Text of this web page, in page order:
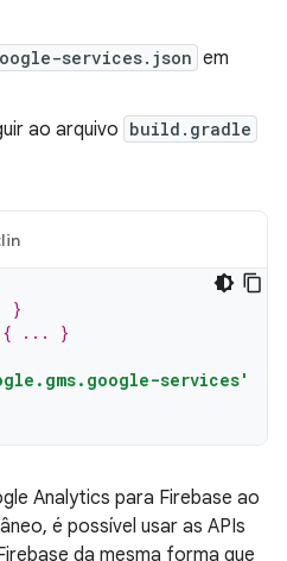
services.json em
ao arquivo build.gradle
}
{ ... }
services'
Analytics para Firebase ao
é possível usar as APIs
da mesma forma que